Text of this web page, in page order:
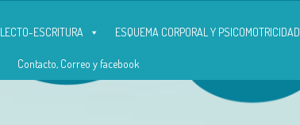
LECTO-ESCRITURA ESQUEMA CORPORAL Y PSICOMOTRICIDAD
Contacto, Correo y facebook